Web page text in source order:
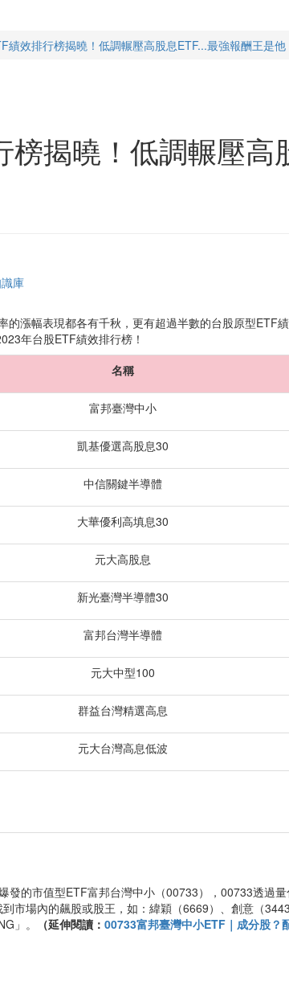
績效排行榜揭曉！低調輾壓高股息ETF...最強報酬王是他
揭曉！低調輾壓高
庫
漲幅表現都各有千秋，更有超過半數的台股原型ETF
年台股ETF績效排行榜！
名稱
富邦臺灣中小
凱基優選高股息30
中信關鍵半導體
大華優利高填息30
元大高股息
新光臺灣半導體30
富邦台灣半導體
元大中型100
群益台灣精選高息
元大台灣高息低波
的市值型ETF富邦台灣中小（00733），00733透過
市場內的飆股或股王，如：緯穎（6669）、創意（
」。
（延伸閱讀： 00733富邦臺灣中小ETF｜成分股？